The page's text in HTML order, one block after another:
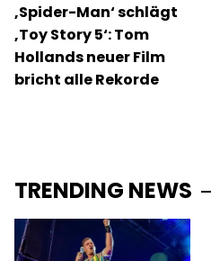
‚Spider-Man‘ schlägt
‚Toy Story 5‘: Tom
Hollands neuer Film
bricht alle Rekorde
TRENDING NEWS